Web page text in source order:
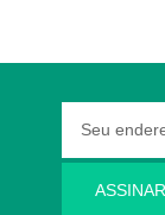
ASSINAR